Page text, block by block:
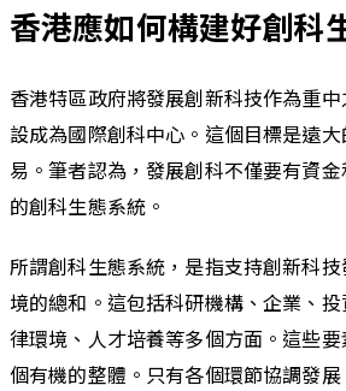
香港應如何構建好創科
香港特區政府將發展創新科技作為重
設成為國際創科中心。這個目標是遠
易。筆者認為，發展創科不僅要有資
的創科生態系統。
所謂創科生態系統，是指支持創新科
境的總和。這包括科研機構、企業、
律環境、人才培養等多個方面。這些
個有機的整體。只有各個環節協調發